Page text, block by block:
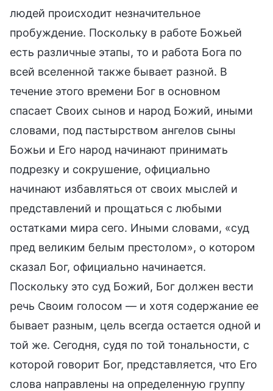
людей происходит незначительное
пробуждение. Поскольку в работе Божьей
есть различные этапы, то и работа Бога по
всей вселенной также бывает разной. В
течение этого времени Бог в основном
спасает Своих сынов и народ Божий, иными
словами, под пастырством ангелов сыны
Божьи и Его народ начинают принимать
подрезку и сокрушение, официально
начинают избавляться от своих мыслей и
представлений и прощаться с любыми
остатками мира сего. Иными словами, «суд
пред великим белым престолом», о котором
сказал Бог, официально начинается.
Поскольку это суд Божий, Бог должен вести
речь Своим голосом — и хотя содержание ее
бывает разным, цель всегда остается одной и
той же. Сегодня, судя по той тональности, с
которой говорит Бог, представляется, что Его
слова направлены на определенную группу